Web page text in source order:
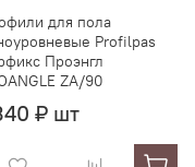
для пола
Profilpas
Проэнгл
ZA/90
₽ шт